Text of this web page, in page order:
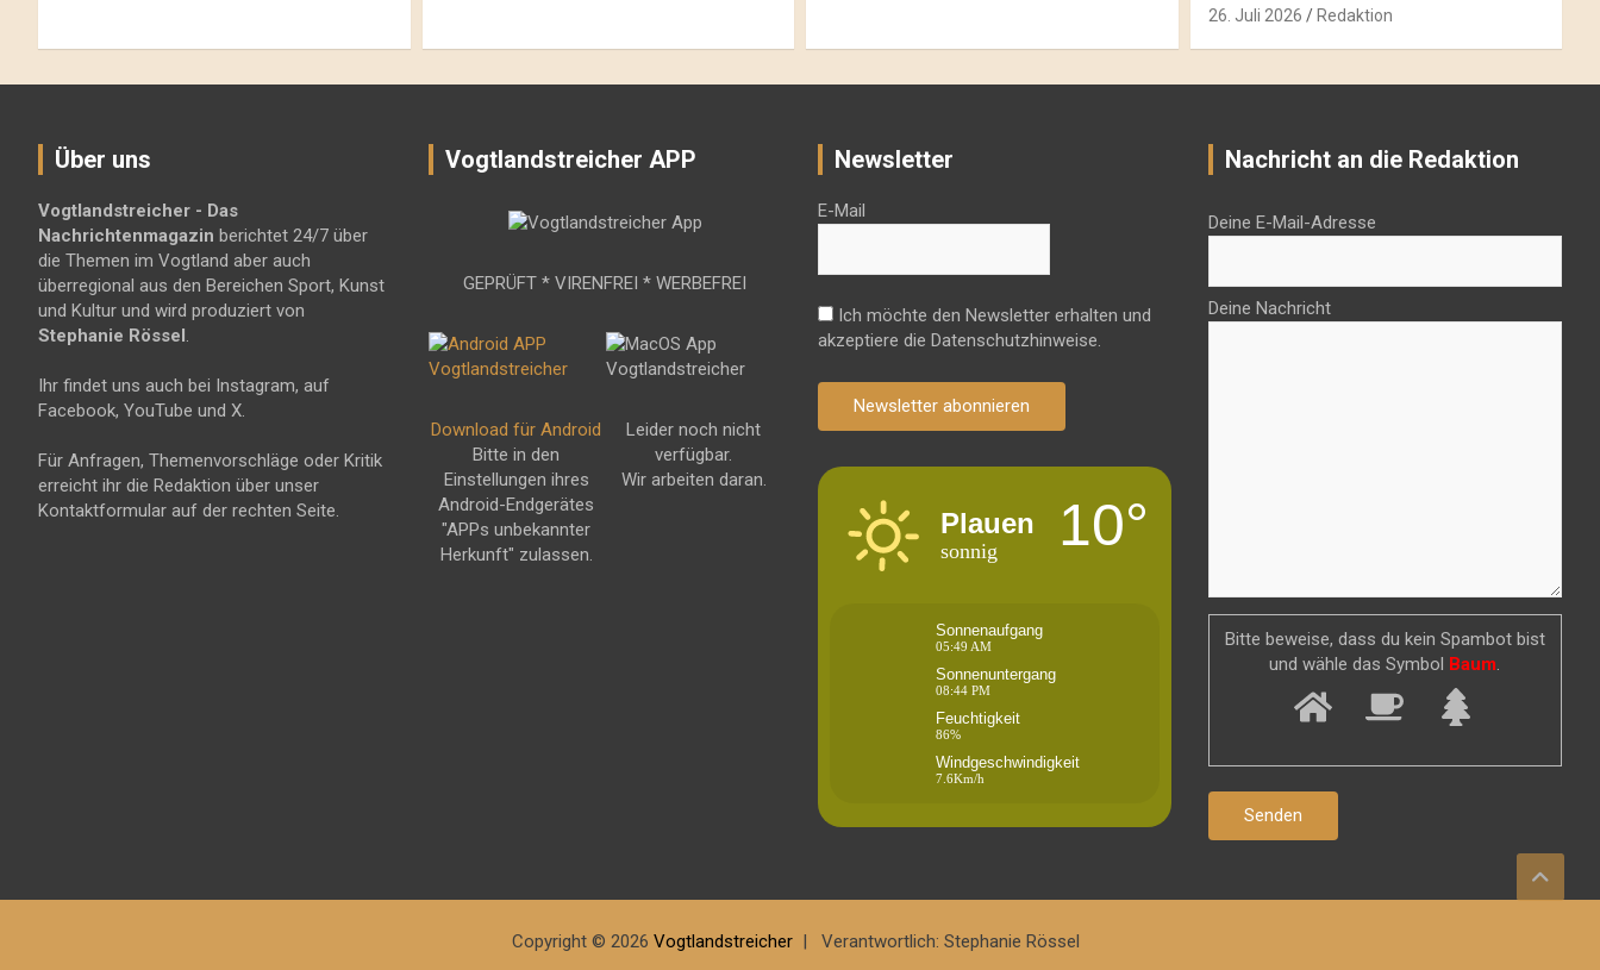
26. Juli 2026 Redaktion
Über uns
Vogtlandstreicher - Das
Nachrichtenmagazin berichtet 24/7 über
die Themen im Vogtland aber auch
überregional aus den Bereichen Sport, Kunst
und Kultur und wird produziert von
Stephanie Rössel.
Ihr findet uns auch bei Instagram, auf
Facebook, YouTube und X.
Für Anfragen, Themenvorschläge oder Kritik
erreicht ihr die Redaktion über unser
Kontaktformular auf der rechten Seite.
Vogtlandstreicher APP
GEPRÜFT * VIRENFREI * WERBEFREI
Download für Android
Bitte in den
Einstellungen ihres
Android-Endgerätes
"APPs unbekannter
Herkunft" zulassen.
Leider noch nicht
verfügbar.
Wir arbeiten daran.
Newsletter
E-Mail
Ich möchte den Newsletter erhalten und
akzeptiere die Datenschutzhinweise.
Newsletter abonnieren
Plauen
sonnig 10°
Sonnenaufgang
05:49 AM
Sonnenuntergang
08:44 PM
Feuchtigkeit
86%
Windgeschwindigkeit
7.6Km/h
Nachricht an die Redaktion
Deine E-Mail-Adresse
Deine Nachricht
Bitte beweise, dass du kein Spambot bist
und wähle das Symbol Baum.
Copyright © 2026 Vogtlandstreicher Verantwortlich: Stephanie Rössel